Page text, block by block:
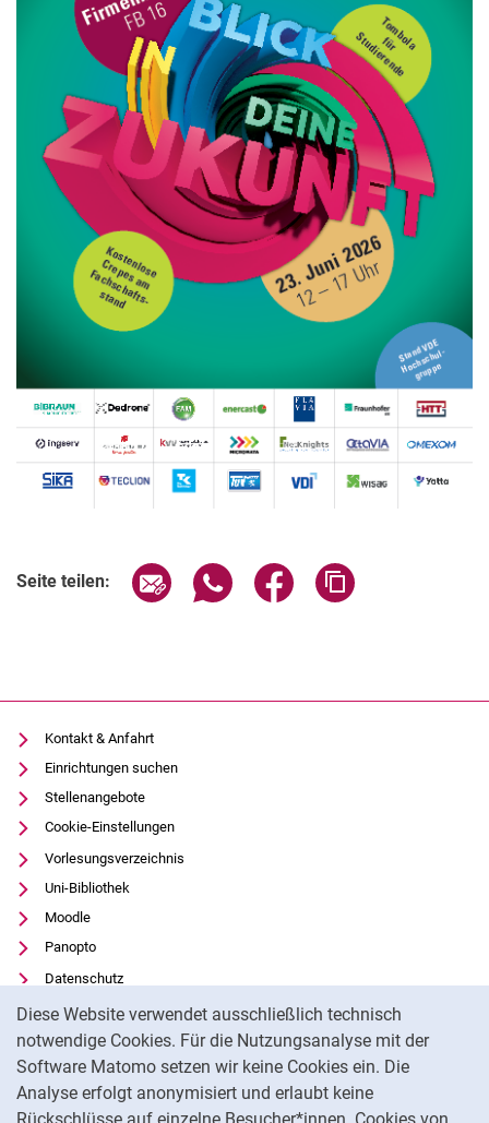
Diese Website verwendet ausschließlich technisch
notwendige Cookies. Für die Nutzungsanalyse mit der
Software Matomo setzen wir keine Cookies ein. Die
Analyse erfolgt anonymisiert und erlaubt keine
Seite teilen: Seite über E-Mail teilen
Seite über WhatsApp teilen
Seite über Facebook
Kontakt & Anfahrt
Einrichtungen suchen
Stellenangebote
Cookie-Einstellungen
Vorlesungsverzeichnis
Uni-Bibliothek
Moodle
Panopto
Datenschutz
Barrierefreiheit
Transparenter KI-Einsatz
Impressum
Externer Link: Universität Kassel auf
Facebook (öffnet neues Fenster)